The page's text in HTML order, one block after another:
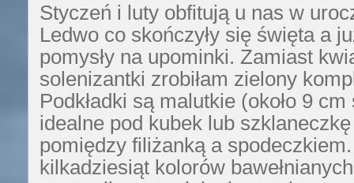
Styczeń i luty obfitują u nas w
Ledwo co skończyły się święta a
pomysły na upominki. Zamiast
solenizantki zrobiłam zielony
Podkładki są malutkie (około 9
idealne pod kubek lub szklaneczkę
pomiędzy filiżanką a
kilkadziesiąt kolorów